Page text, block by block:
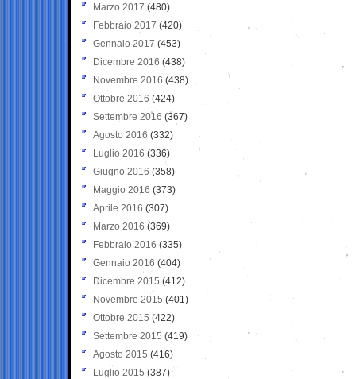
Marzo 2017 (480)
Febbraio 2017 (420)
Gennaio 2017 (453)
Dicembre 2016 (438)
Novembre 2016 (438)
Ottobre 2016 (424)
Settembre 2016 (367)
Agosto 2016 (332)
Luglio 2016 (336)
Giugno 2016 (358)
Maggio 2016 (373)
Aprile 2016 (307)
Marzo 2016 (369)
Febbraio 2016 (335)
Gennaio 2016 (404)
Dicembre 2015 (412)
Novembre 2015 (401)
Ottobre 2015 (422)
Settembre 2015 (419)
Agosto 2015 (416)
Luglio 2015 (387)